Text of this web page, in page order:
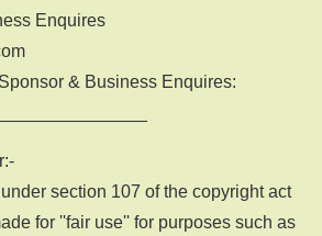
Enquires
& Business Enquires:
section 107 of the copyright act
for ''fair use'' for purposes such as